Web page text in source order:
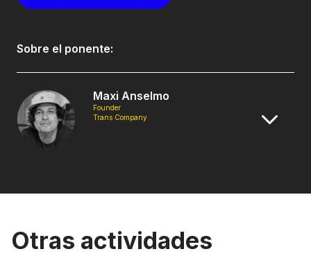
Sobre el ponente:
Maxi Anselmo
Founder
Trans Company
Otras actividades